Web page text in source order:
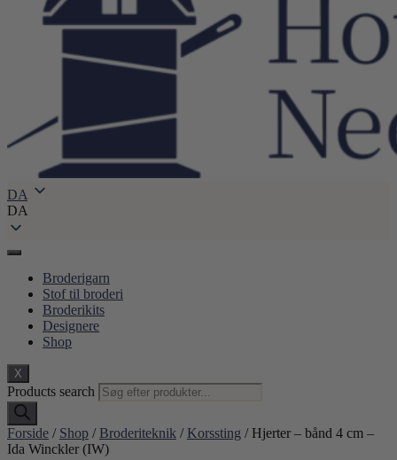
DA
DA
Broderigarn
Stof til broderi
Broderikits
Designere
Shop
X
Products search
Forside / Shop / Broderiteknik / Korssting / Hjerter – bånd 4 cm –
Ida Winckler (IW)